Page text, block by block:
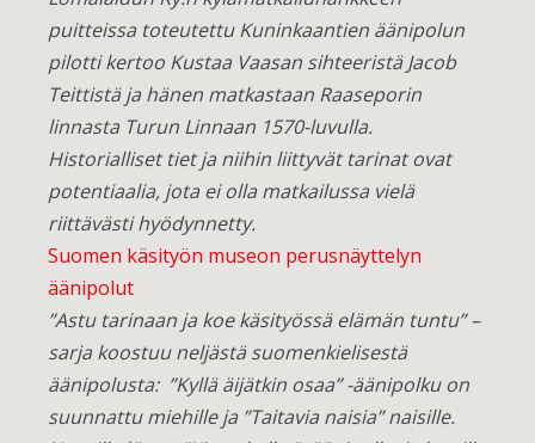
puitteissa toteutettu Kuninkaantien äänipolun
pilotti kertoo Kustaa Vaasan sihteeristä Jacob
Teittistä ja hänen matkastaan Raaseporin
linnasta Turun Linnaan 1570-luvulla.
Historialliset tiet ja niihin liittyvät tarinat ovat
potentiaalia, jota ei olla matkailussa vielä
riittävästi hyödynnetty.
Suomen käsityön museon perusnäyttelyn
äänipolut
”Astu tarinaan ja koe käsityössä elämän tuntu” –
sarja koostuu neljästä suomenkielisestä
äänipolusta: ”Kyllä äijätkin osaa” -äänipolku on
suunnattu miehille ja ”Taitavia naisia” naisille.